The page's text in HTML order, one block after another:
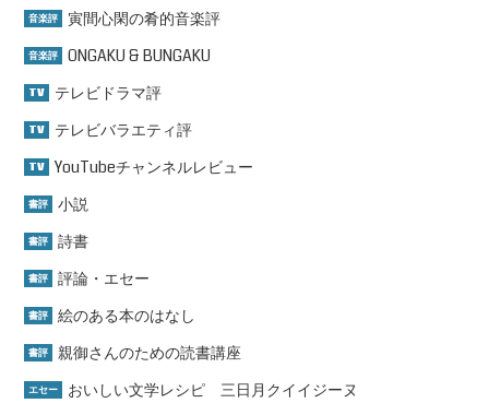
音楽評 寅間心閑の肴的音楽評
音楽評 ONGAKU & BUNGAKU
TV テレビドラマ評
TV テレビバラエティ評
TV YouTubeチャンネルレビュー
書評 小説
書評 詩書
書評 評論・エセー
書評 絵のある本のはなし
書評 親御さんのための読書講座
エセー おいしい文学レシピ 三日月クイイジーヌ